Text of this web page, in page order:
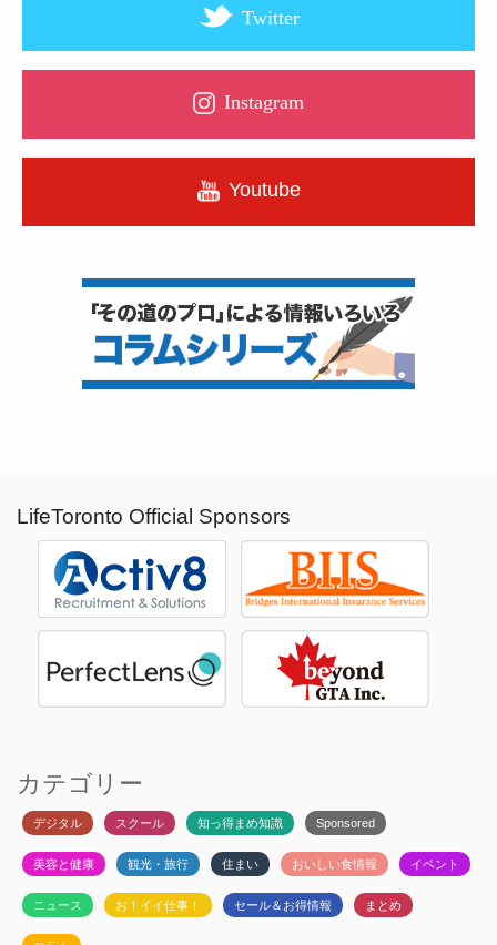
Twitter
Instagram
Youtube
LifeToronto Official Sponsors
カテゴリー
デジタル スクール 知っ得まめ知識 Sponsored
美容と健康 観光・旅行 住まい おいしい食情報 イベント
ニュース お！イイ仕事！ セール＆お得情報 まとめ